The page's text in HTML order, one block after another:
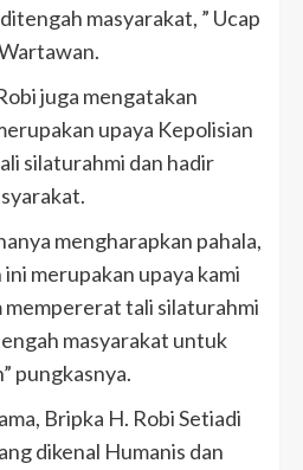
masyarakat, ” Ucap
juga mengatakan
upaya Kepolisian
silaturahmi dan hadir
mengharapkan pahala,
merupakan upaya kami
mempererat tali silaturahmi
masyarakat untuk
pungkasnya.
Bripka H. Robi Setiadi
dikenal Humanis dan